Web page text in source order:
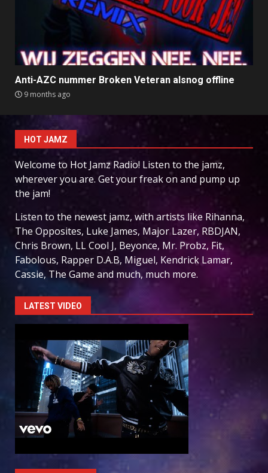
Anti-AZC nummer Broken Veteran alsnog offline
9 months ago
HOT JAMZ
Welcome to Hot Jamz Radio! Listen to the jamz,
wherever you are. Get your freak on and pump up
the jam!
Listen to the newest jamz, with artists like Rihanna,
The Opposites, Luke James, Major Lazer, RBDJAN,
Chris Brown, LL Cool J, Beyonce, Mr. Probz, Fit,
Fabolous, Rapper D.A.B, Miguel, Kendrick Lamar,
Cassie, The Game and much, much more.
LATEST VIDEO